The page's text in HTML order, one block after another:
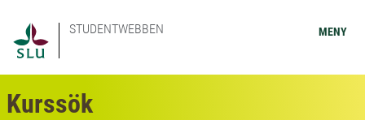
STUDENTWEBBEN MENY
Kurssök